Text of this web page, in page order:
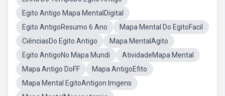
Egito Antigo Mapa MentalDigital
Egito AntigoResumo 6 Ano
Mapa Mental Do EgitoFacil
CiênciasDo Egito Antigo
Mapa MentalAgito
Egito AntigoNo Mapa Mundi
AtividadeMapa Mental
Mapa Antigo DoFF
Mapa AntigoEfito
Mapa Mental EgitoAntigon Imgens